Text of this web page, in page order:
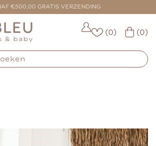
€500,00 GRATIS VERZENDING
BESTELD = VANDAAG VERZONDEN
(0) (0)